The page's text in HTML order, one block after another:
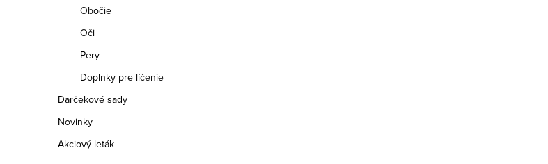
Obočie
Oči
Pery
Doplnky pre líčenie
Darčekové sady
Novinky
Akciový leták